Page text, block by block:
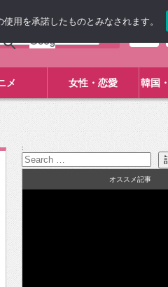
メ 女性・恋愛 韓国
:
オススメ記事
用を承諾したものとみなされます。